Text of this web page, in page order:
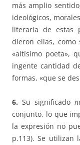
más amplio
ideológicos,
literaria de estas
dieron ellas, como
«altísimo poeta»,
ingente cantidad
formas, «que se
6. Su significado
conjunto, lo que
la expresión no
p.113). Se utilizan